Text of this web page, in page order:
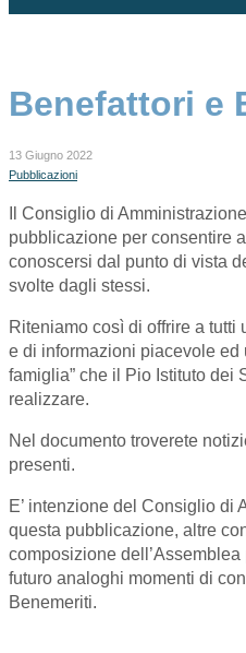
Benefattori e
13 Giugno 2022
Pubblicazioni
Il Consiglio di
pubblicazione per consentire
conoscersi dal punto di vista
svolte dagli stessi.
Riteniamo così di offrire a
e di informazioni piacevole ed
famiglia” che il Pio Istituto dei
realizzare.
Nel documento troverete
presenti.
E’ intenzione del Consiglio di
questa pubblicazione, altre
composizione
futuro analoghi momenti di
Benemeriti.